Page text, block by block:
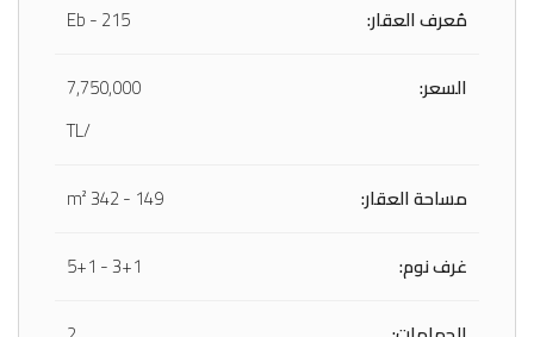
مُعرف العقار:
Eb - 215
السعر:
7,750,000
/TL
مساحة العقار:
149 - 342 m²
غرف نوم:
3+1 - 5+1